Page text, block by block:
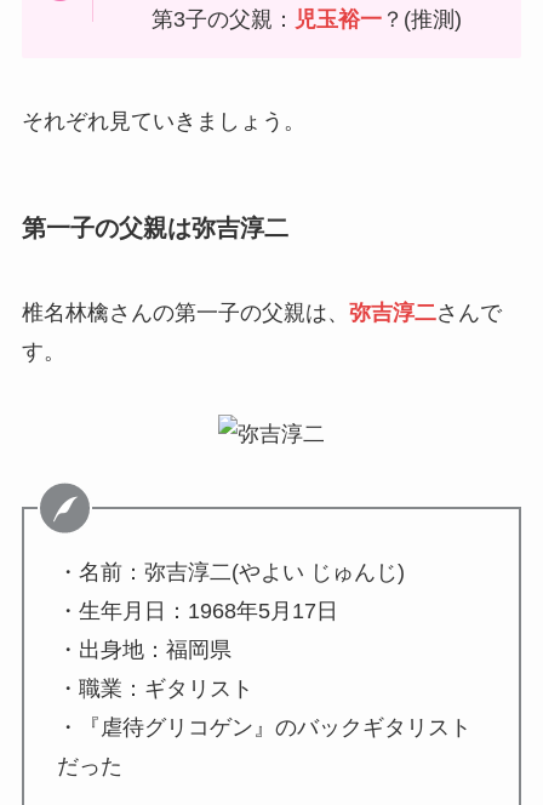
第3子の父親： 児玉裕一 ？ (推測)
それぞれ見ていきましょう。
第一子の父親は弥吉淳二
椎名林檎さんの第一子の父親は、 弥吉淳二さんで
す。
・名前：弥吉淳二(やよい じゅんじ)
・生年月日：1968年5月17日
・出身地：福岡県
・職業：ギタリスト
・『虐待グリコゲン』のバックギタリスト
だった